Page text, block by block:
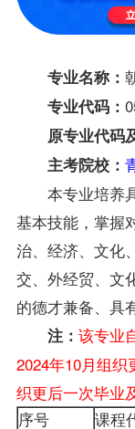
专业名称：
专业代码：
原专业代码
主考院校：
本专业培养
基本技能，掌握
治、经济、文化
交、外经贸、文
的德才兼备、具
注： 该专业
2024年10月组织
织更后一次毕业
序号 课程